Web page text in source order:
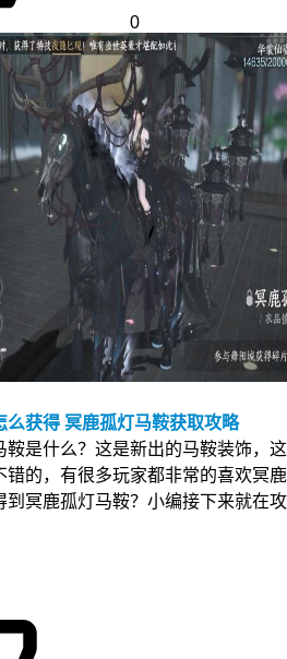
0
获得 冥鹿孤灯马鞍获取攻略
是什么？这是新出的马鞍装饰，这
的，有很多玩家都非常的喜欢冥鹿
冥鹿孤灯马鞍？小编接下来就在攻